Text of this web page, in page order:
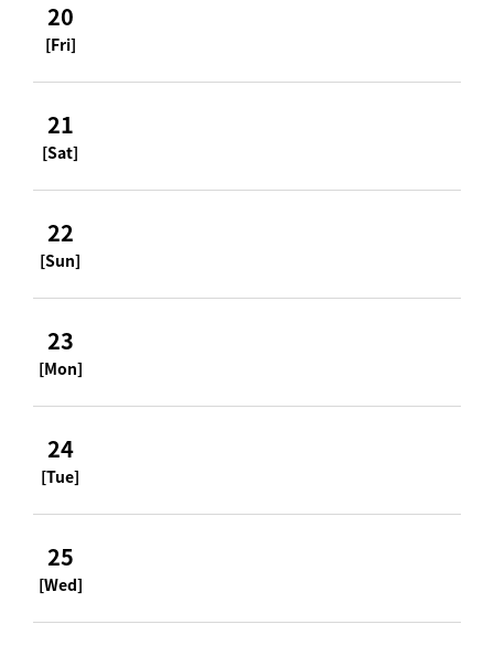
20
[Fri]
21
[Sat]
22
[Sun]
23
[Mon]
24
[Tue]
25
[Wed]